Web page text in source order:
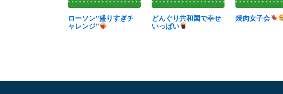
ローソン”盛りすぎチ
ャレンジ”
どんぐり共和国で幸せ
いっぱい
焼肉女子会